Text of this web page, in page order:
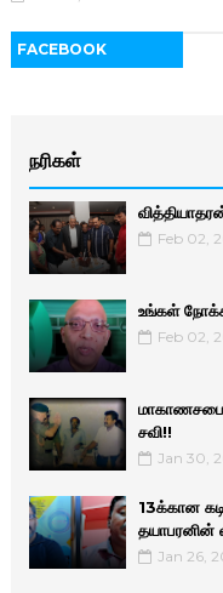
FACEBOOK
நரிகள்
Feb 02,
உங்கள்
Feb 02,
சவி!!
Jan 30,
13க்கான
தயாபரனின்
Jan 26,